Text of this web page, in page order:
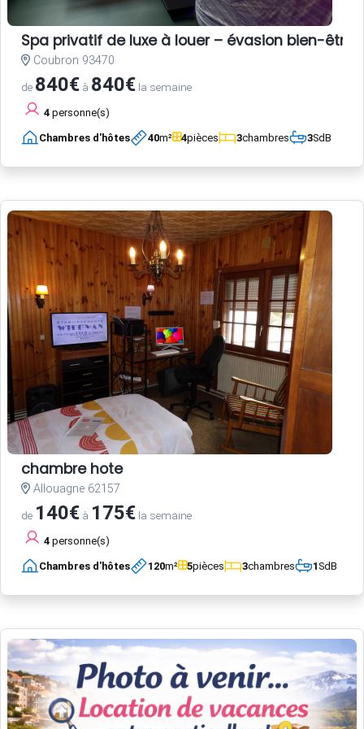
Spa privatif de luxe à louer – évasion bien-être
Coubron 93470
de 840€ à 840€ la semaine
4 personne(s)
Chambres d'hôtes 40m² 4pièces 3chambres 3SdB
chambre hote
Allouagne 62157
de 140€ à 175€ la semaine
4 personne(s)
Chambres d'hôtes 120m² 5pièces 3chambres 1SdB